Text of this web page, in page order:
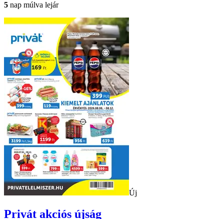
5 nap múlva lejár
Új
Privát akciós újság